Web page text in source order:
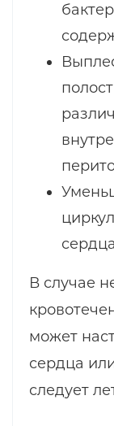
В случае
может
сердца
следует